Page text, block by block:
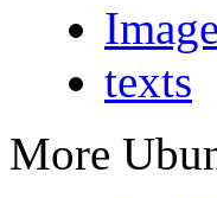
texts
More